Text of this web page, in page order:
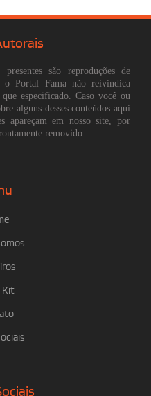
são reproduções de
o Portal Fama não reivindica
especificado. Caso você ou
alguns desses conteúdos aqui
apareçam em nosso site, por
removido.
Kit